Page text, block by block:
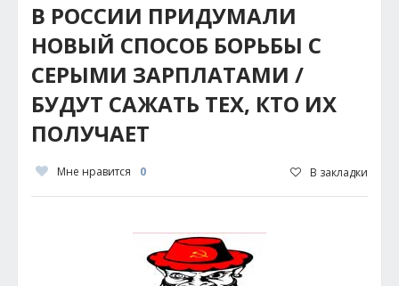
В РОССИИ ПРИДУМАЛИ
НОВЫЙ СПОСОБ БОРЬБЫ С
СЕРЫМИ ЗАРПЛАТАМИ /
БУДУТ САЖАТЬ ТЕХ, КТО ИХ
ПОЛУЧАЕТ
Мне нравится 0 В закладки